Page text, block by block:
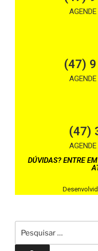
(47)
(47)
DÚVIDAS? ENTRE